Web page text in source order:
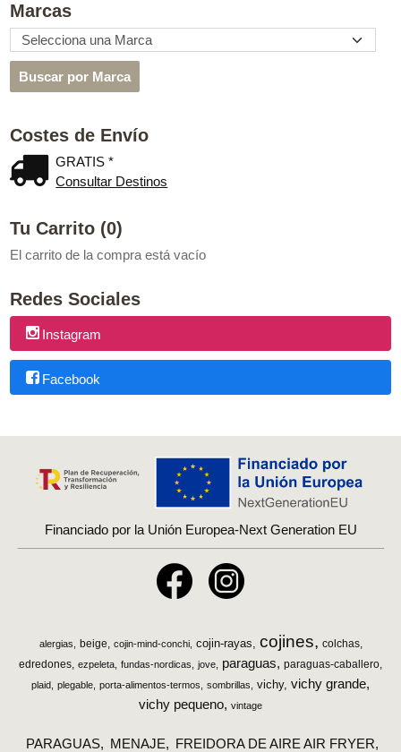
Marcas
Costes de Envío
GRATIS *
Consultar Destinos
Tu Carrito (0)
El carrito de la compra está vacío
Redes Sociales
Instagram
Facebook
Financiado por la Unión Europea-Next Generation EU
alergias beige cojin-mind-conchi cojin-rayas cojines
colchas
edredones ezpeleta fundas-nordicas jove paraguas paraguas-caballero
plaid plegable porta-alimentos-termos sombrillas vichy vichy grande
vichy pequeno
vintage
PARAGUAS MENAJE
FREIDORA DE AIRE AIR FRYER